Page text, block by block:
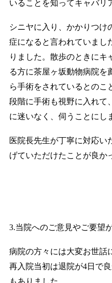
いることを知ってキャバリ
シニヤに入り、かかりつけ
症になると言われていまし
りました。散歩のときにキ
る方に茶屋ヶ坂動物病院を
ら手術をされているとのこ
段階に手術も視野に入れて
に迷いなく、伺うことにし
医院長先生が丁寧に対応い
げていただけたことが良か
3.当院へのご意見やご要望
病院の方々には大変お世話
再入院当初は退院が4日で